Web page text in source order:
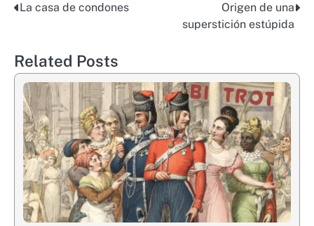
Post
La casa de condones
Origen de una
superstición estúpida
Related Posts